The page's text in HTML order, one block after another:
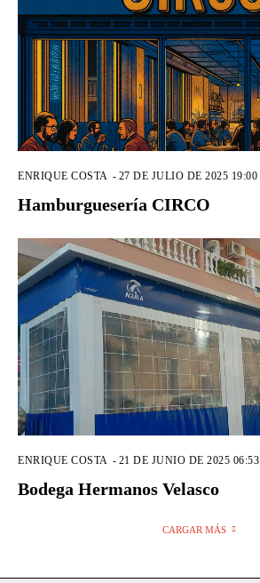
ENRIQUE COSTA - 27 DE JULIO DE 2025 19:00
Hamburguesería CIRCO
ENRIQUE COSTA - 21 DE JUNIO DE 2025 06:53
Bodega Hermanos Velasco
CARGAR MÁS